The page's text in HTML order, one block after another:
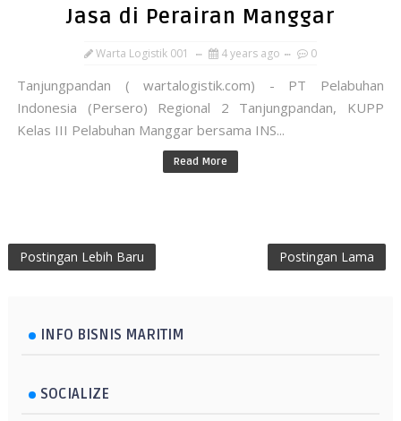
Jasa di Perairan Manggar
Warta Logistik 001 4 years ago 0
Tanjungpandan ( wartalogistik.com) - PT Pelabuhan
Indonesia (Persero) Regional 2 Tanjungpandan, KUPP
Kelas III Pelabuhan Manggar bersama INS...
Read More
Postingan Lebih Baru Postingan Lama
INFO BISNIS MARITIM
SOCIALIZE